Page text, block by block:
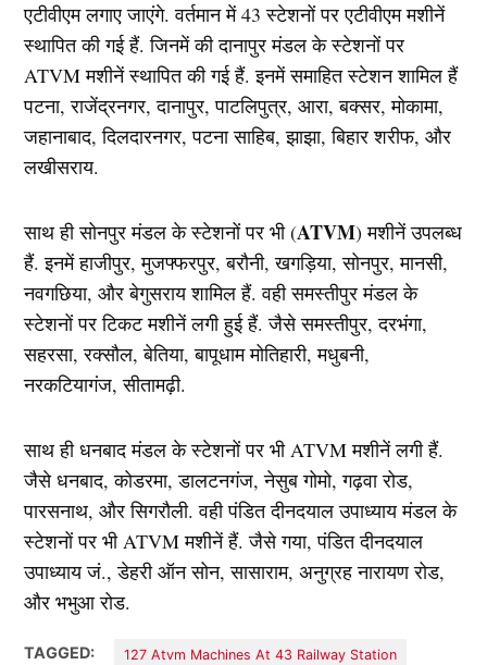
एटीवीएम लगाए जाएंगे. वर्तमान में 43 स्टेशनों पर एटीवीएम मशीनें
स्थापित की गई हैं. जिनमें की दानापुर मंडल के स्टेशनों पर
ATVM मशीनें स्थापित की गई हैं. इनमें समाहित स्टेशन शामिल हैं
पटना, राजेंद्रनगर, दानापुर, पाटलिपुत्र, आरा, बक्सर, मोकामा,
जहानाबाद, दिलदारनगर, पटना साहिब, झाझा, बिहार शरीफ, और
लखीसराय.
साथ ही सोनपुर मंडल के स्टेशनों पर भी (ATVM) मशीनें उपलब्ध
हैं. इनमें हाजीपुर, मुजफ्फरपुर, बरौनी, खगड़िया, सोनपुर, मानसी,
नवगछिया, और बेगुसराय शामिल हैं. वही समस्तीपुर मंडल के
स्टेशनों पर टिकट मशीनें लगी हुई हैं. जैसे समस्तीपुर, दरभंगा,
सहरसा, रक्सौल, बेतिया, बापूधाम मोतिहारी, मधुबनी,
नरकटियागंज, सीतामढ़ी.
साथ ही धनबाद मंडल के स्टेशनों पर भी ATVM मशीनें लगी हैं.
जैसे धनबाद, कोडरमा, डालटनगंज, नेसुब गोमो, गढ़वा रोड,
पारसनाथ, और सिगरौली. वही पंडित दीनदयाल उपाध्याय मंडल के
स्टेशनों पर भी ATVM मशीनें हैं. जैसे गया, पंडित दीनदयाल
उपाध्याय जं., डेहरी ऑन सोन, सासाराम, अनुग्रह नारायण रोड,
और भभुआ रोड.
TAGGED: 127 Atvm Machines At 43 Railway Station